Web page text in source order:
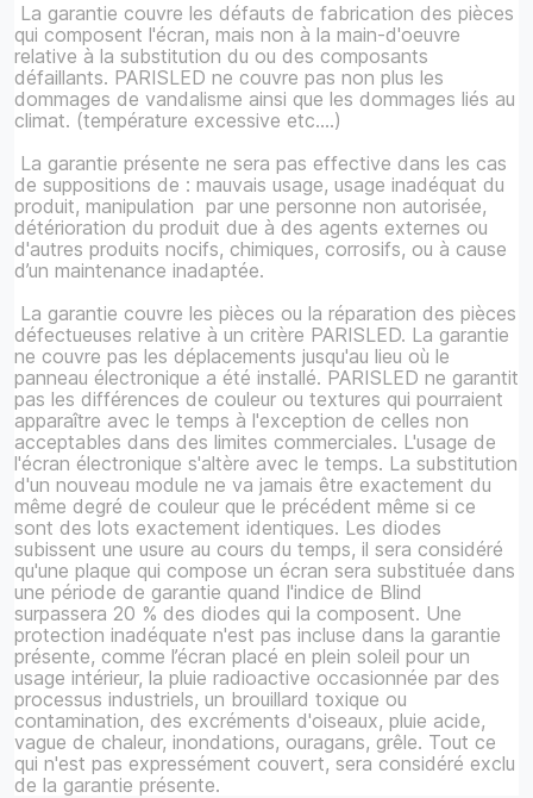
La garantie couvre les défauts de fabrication des pièces
qui composent l'écran, mais non à la main-d'oeuvre
relative à la substitution du ou des composants
défaillants. PARISLED ne couvre pas non plus les
dommages de vandalisme ainsi que les dommages liés au
climat. (température excessive etc....)
La garantie présente ne sera pas effective dans les cas
de suppositions de : mauvais usage, usage inadéquat du
produit, manipulation par une personne non autorisée,
détérioration du produit due à des agents externes ou
d'autres produits nocifs, chimiques, corrosifs, ou à cause
d’un maintenance inadaptée.
La garantie couvre les pièces ou la réparation des pièces
défectueuses relative à un critère PARISLED. La garantie
ne couvre pas les déplacements jusqu'au lieu où le
panneau électronique a été installé. PARISLED ne garantit
pas les différences de couleur ou textures qui pourraient
apparaître avec le temps à l'exception de celles non
acceptables dans des limites commerciales. L'usage de
l'écran électronique s'altère avec le temps. La substitution
d'un nouveau module ne va jamais être exactement du
même degré de couleur que le précédent même si ce
sont des lots exactement identiques. Les diodes
subissent une usure au cours du temps, il sera considéré
qu'une plaque qui compose un écran sera substituée dans
une période de garantie quand l'indice de Blind
surpassera 20 % des diodes qui la composent. Une
protection inadéquate n'est pas incluse dans la garantie
présente, comme l’écran placé en plein soleil pour un
usage intérieur, la pluie radioactive occasionnée par des
processus industriels, un brouillard toxique ou
contamination, des excréments d'oiseaux, pluie acide,
vague de chaleur, inondations, ouragans, grêle. Tout ce
qui n'est pas expressément couvert, sera considéré exclu
de la garantie présente.